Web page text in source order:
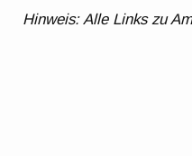
Hinweis: Alle Links zu